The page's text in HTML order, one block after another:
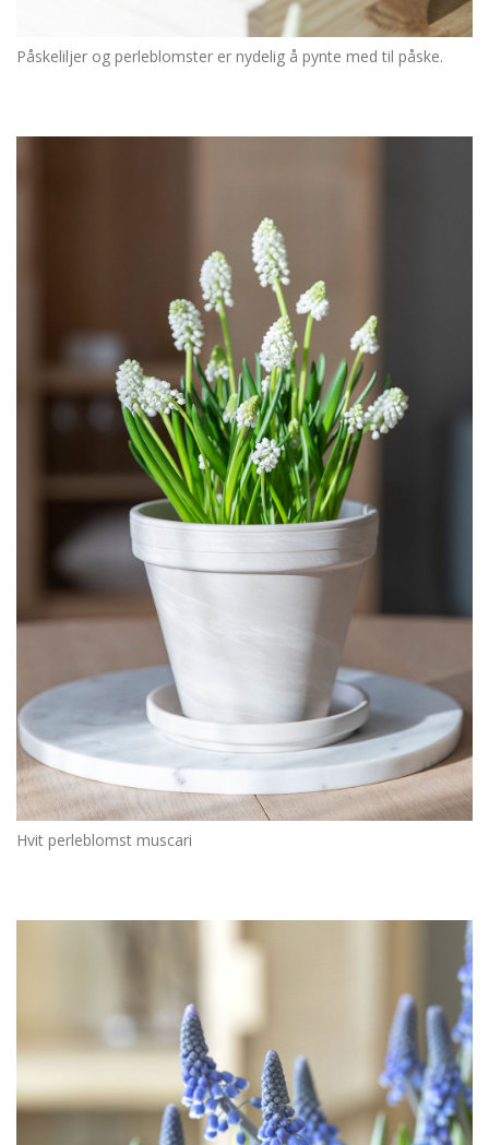
Påskeliljer og perleblomster er nydelig å pynte med til påske.
Hvit perleblomst muscari